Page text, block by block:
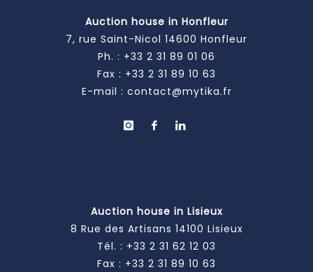
Auction house in Honfleur
7, rue Saint-Nicol 14600 Honfleur
Ph. : +33 2 31 89 01 06
Fax : +33 2 31 89 10 63
E-mail : contact@mytika.fr
Auction house in Lisieux
8 Rue des Artisans 14100 Lisieux
Tél. : +33 2 31 62 12 03
Fax : +33 2 31 89 10 63